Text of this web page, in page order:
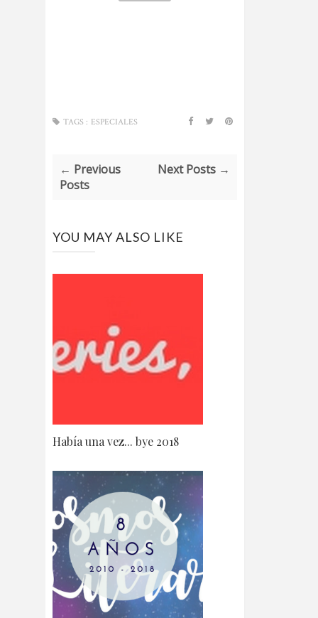
TAGS : ESPECIALES
← Previous
Posts
Next Posts →
YOU MAY ALSO LIKE
Había una vez... bye 2018